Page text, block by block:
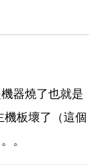
器燒了也就是
機板壞了（這個
。